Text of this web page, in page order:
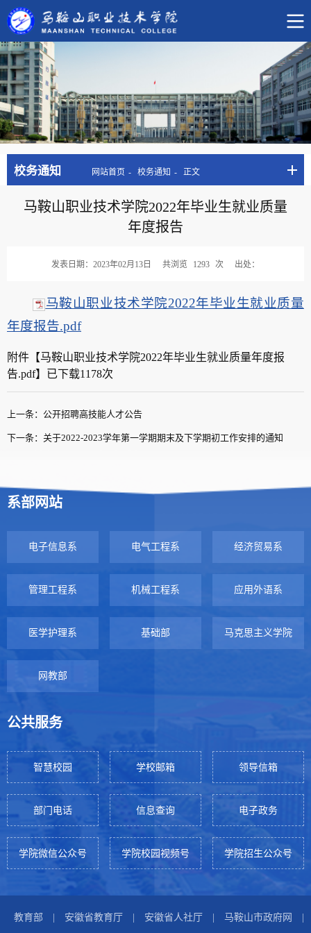
校务通知 网站首页 校务通知 正文
马鞍山职业技术学院2022年毕业生就业质量
年度报告
发表日期：2023年02月13日 共浏览 1293 次 出处：
马鞍山职业技术学院2022年毕业生就业质量
年度报告.pdf
附件【马鞍山职业技术学院2022年毕业生就业质量年度报
告.pdf】已下载1178次
上一条：公开招聘高技能人才公告
下一条：关于2022-2023学年第一学期期末及下学期初工作安排的通知
系部网站
电子信息系 电气工程系 经济贸易系
管理工程系 机械工程系 应用外语系
医学护理系 基础部 马克思主义学院
网教部
公共服务
智慧校园 学校邮箱 领导信箱
部门电话 信息查询 电子政务
学院微信公众号 学院校园视频号 学院招生公众号
教育部 安徽省教育厅 安徽省人社厅 马鞍山市政府网